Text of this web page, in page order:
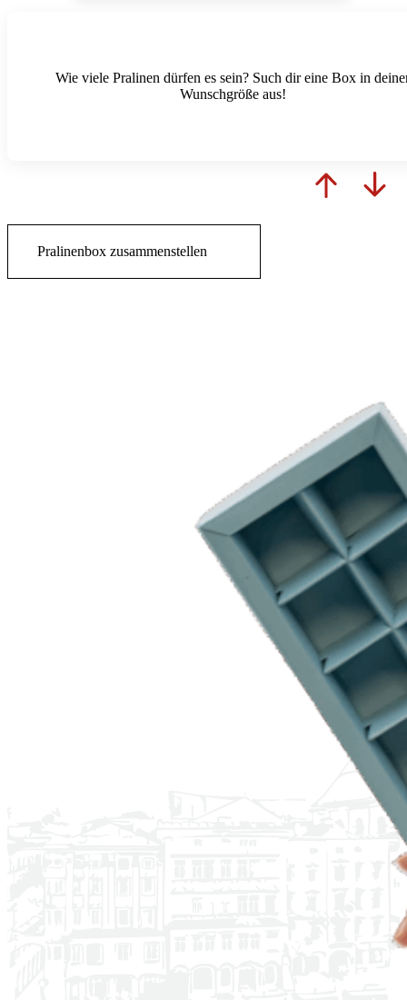
Wie viele Pralinen dürfen es sein? Such dir eine Box in
Wunschgröße aus!
Pralinenbox zusammenstellen